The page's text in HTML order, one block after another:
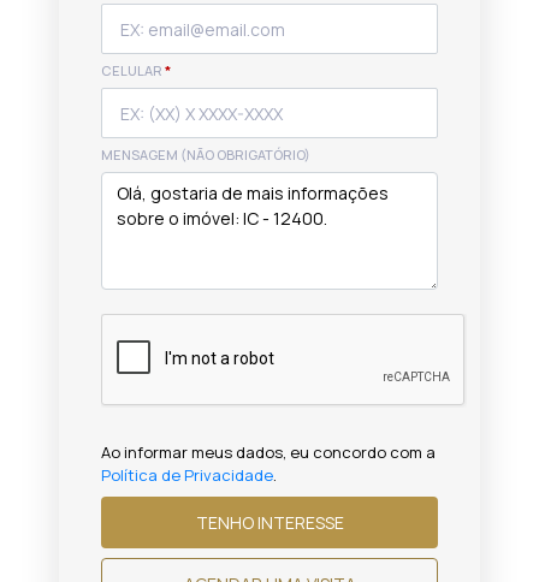
CELULAR *
MENSAGEM (NÃO OBRIGATÓRIO)
Ao informar meus dados, eu concordo com a
Política de Privacidade.
TENHO INTERESSE